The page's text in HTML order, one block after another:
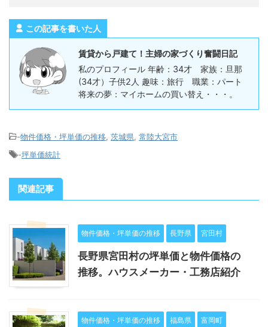
この記事を書いた人
賃貸から戸建て！主婦の家づくり奮闘日記
私のプロフィール 年齢：34才 家族：旦那
(34才）子供2人 趣味：旅行 職業：パート
将来の夢：マイホームの買い替え・・・。
-物件価格・坪単価の推移 茨城県 常陸大宮市
-坪単価統計
関連記事
物件価格・坪単価の推移 長野県 宮田村
長野県宮田村の坪単価と物件価格の
推移。ハウスメーカー・工務店紹介
物件価格・坪単価の推移 福島県 富岡町